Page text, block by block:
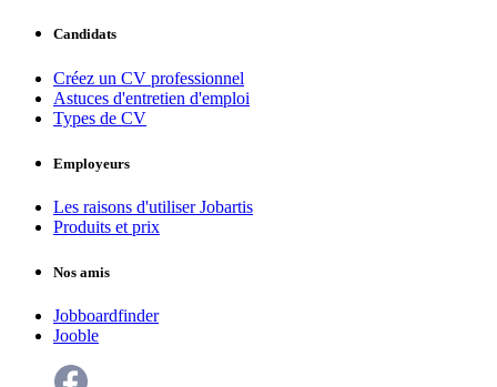
Candidats
Créez un CV professionnel
Astuces d'entretien d'emploi
Types de CV
Employeurs
Les raisons d'utiliser Jobartis
Produits et prix
Nos amis
Jobboardfinder
Jooble